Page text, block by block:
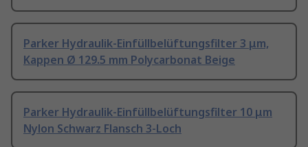
Parker Hydraulik-Einfüllbelüftungsfilter 3 μm,
Kappen Ø 129.5 mm Polycarbonat Beige
Parker Hydraulik-Einfüllbelüftungsfilter 10 μm
Nylon Schwarz Flansch 3-Loch